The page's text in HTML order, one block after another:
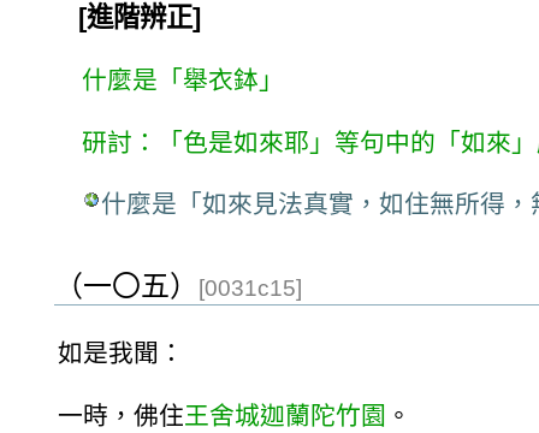
[進階辨正]
什麼是「舉衣鉢」
研討：「色是如來耶」等句中的「如來
什麼是「如來見法真實，如住無所得，
（一〇五） [0031c15]
如是我聞：
一時，佛住王舍城迦蘭陀竹園 。